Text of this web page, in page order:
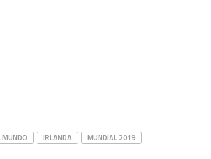
MUNDO IRLANDA
MUNDIAL 2019